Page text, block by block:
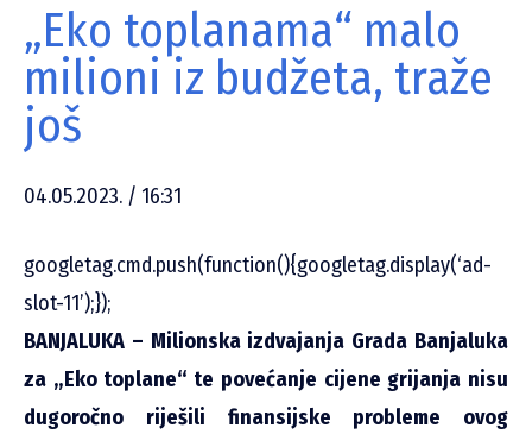
„Eko toplanama“ malo
milioni iz budžeta, traže
još
04.05.2023. / 16:31
googletag.cmd.push(function(){googletag.display(‘ad-
slot-11’);});
BANJALUKA – Milionska izdvajanja Grada Banjaluka
za „Eko toplane“ te povećanje cijene grijanja nisu
dugoročno riješili finansijske probleme ovog